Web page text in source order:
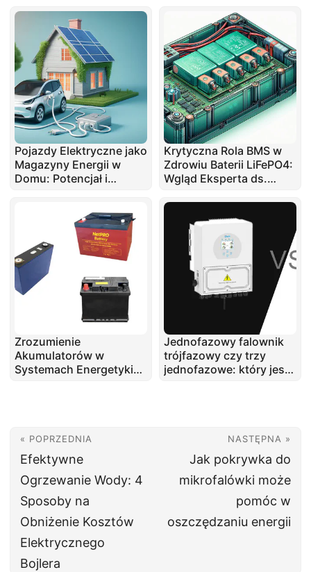
Pojazdy Elektryczne jako
Magazyny Energii w
Domu: Potencjał i
Krytyczna Rola BMS w
Zdrowiu Baterii LiFePO4:
Wgląd Eksperta ds.
Zrozumienie
Akumulatorów w
Systemach Energetyki
Jednofazowy falownik
trójfazowy czy trzy
jednofazowe: który jest
« POPRZEDNIA
Efektywne
Ogrzewanie Wody: 4
Sposoby na
Obniżenie Kosztów
Elektrycznego
Bojlera
NASTĘPNA »
Jak pokrywka do
mikrofalówki może
pomóc w
oszczędzaniu energii